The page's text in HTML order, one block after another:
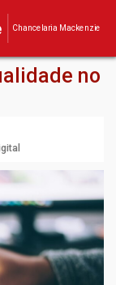
Chancelaria Mackenzie
no